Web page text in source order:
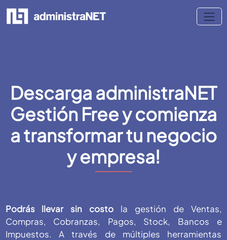
Descarga administraNET
Gestión Free y comienza
a transformar tu negocio
y empresa!
Podrás llevar sin costo la gestión de Ventas,
Compras, Cobranzas, Pagos, Stock, Bancos e
Impuestos. A través de múltiples herramientas